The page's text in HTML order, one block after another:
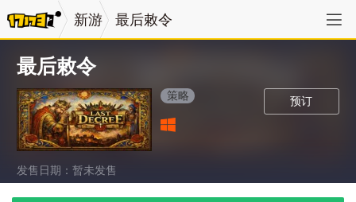
新游 最后敕令
最后敕令
预订
策略
发售日期：暂未发售